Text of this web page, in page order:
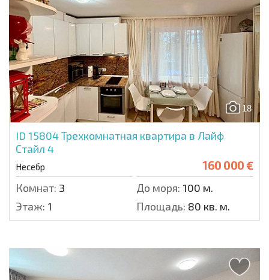
18
ID 15804Трехкомнатная квартира в Лайф
Стайл 4
Несебр 160 000 €
Комнат: 3 До моря: 100 м.
Этаж: 1 Площадь: 80 кв. м.